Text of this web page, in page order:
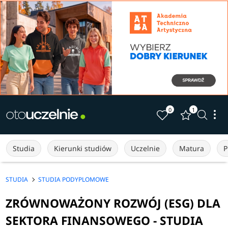
0 1
Studia Kierunki studiów Uczelnie Matura
STUDIA STUDIA PODYPLOMOWE
ZRÓWNOWAŻONY ROZWÓJ (ESG) DLA
SEKTORA FINANSOWEGO - STUDIA